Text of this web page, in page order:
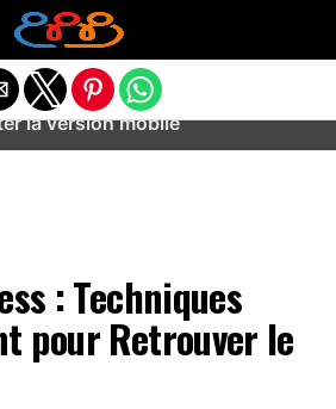
Unknown modifier '/' in
aideanxietestress.fr/
views/includes/class-bots.php
: Techniques
pour Retrouver le
la version mobile